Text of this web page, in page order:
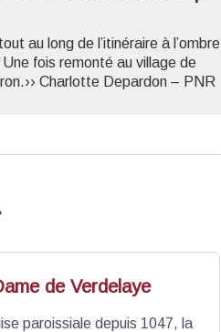
au long de l’itinéraire à l’ombre
fois remonté au village de
Charlotte Depardon – PNR
de Verdelaye
paroissiale depuis 1047, la